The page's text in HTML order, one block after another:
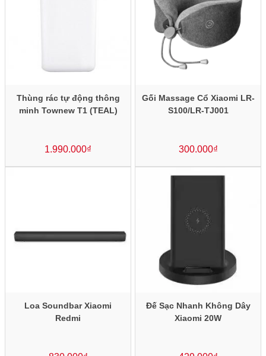
Thùng rác tự động thông
minh Townew T1 (TEAL)
1.990.000₫
Gối Massage Cổ Xiaomi LR-
S100/LR-TJ001
300.000₫
Loa Soundbar Xiaomi
Redmi
Đế Sạc Nhanh Không Dây
Xiaomi 20W